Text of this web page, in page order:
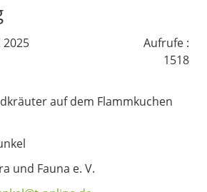
2025 Aufrufe :
1518
auf dem Flammkuchen
und Fauna e. V.